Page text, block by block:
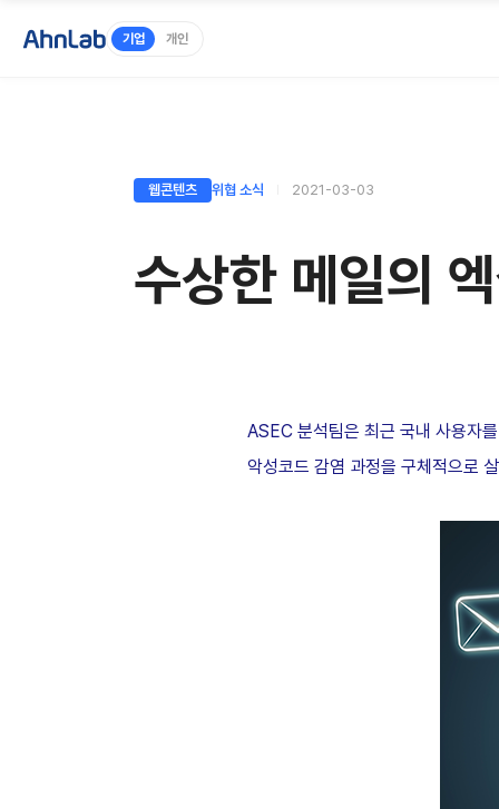
기업 개인
웹콘텐츠 위협 소식 2021-03-03
수상한 메일의
ASEC 분석팀은 최근 국내 사용자
악성코드 감염 과정을 구체적으로